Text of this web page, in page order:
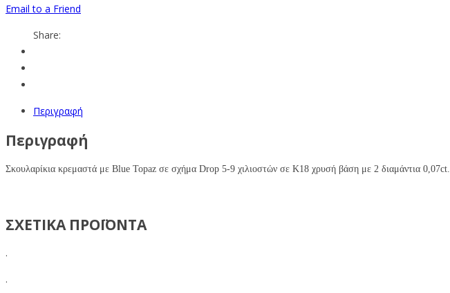
Email to a Friend
Share:
Περιγραφή
Περιγραφή
Σκουλαρίκια κρεμαστά με Blue Topaz σε σχήμα Drop 5-9 χιλιοστών σε Κ18 χρυσή βάση με 2 διαμάντια 0,07ct.
ΣΧΕΤΙΚΑ ΠΡΟΪΟΝΤΑ
.
.